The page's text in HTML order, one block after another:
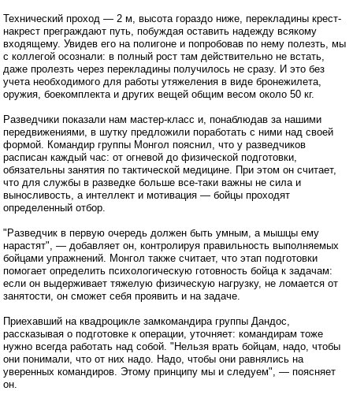
Технический проход — 2 м, высота гораздо ниже, перекладины крест-
накрест преграждают путь, побуждая оставить надежду всякому
входящему. Увидев его на полигоне и попробовав по нему полезть, мы
с коллегой осознали: в полный рост там действительно не встать,
даже пролезть через перекладины получилось не сразу. И это без
учета необходимого для работы утяжеления в виде бронежилета,
оружия, боекомплекта и других вещей общим весом около 50 кг.
Разведчики показали нам мастер-класс и, понаблюдав за нашими
передвижениями, в шутку предложили поработать с ними над своей
формой. Командир группы Монгол пояснил, что у разведчиков
расписан каждый час: от огневой до физической подготовки,
обязательны занятия по тактической медицине. При этом он считает,
что для службы в разведке больше все-таки важны не сила и
выносливость, а интеллект и мотивация — бойцы проходят
определенный отбор.
"Разведчик в первую очередь должен быть умным, а мышцы ему
нарастят", — добавляет он, контролируя правильность выполняемых
бойцами упражнений. Монгол также считает, что этап подготовки
помогает определить психологическую готовность бойца к задачам:
если он выдерживает тяжелую физическую нагрузку, не ломается от
занятости, он сможет себя проявить и на задаче.
Приехавший на квадроцикле замкомандира группы Дандос,
рассказывая о подготовке к операции, уточняет: командирам тоже
нужно всегда работать над собой. "Нельзя врать бойцам, надо, чтобы
они понимали, что от них надо. Надо, чтобы они равнялись на
уверенных командиров. Этому принципу мы и следуем", — поясняет
он.